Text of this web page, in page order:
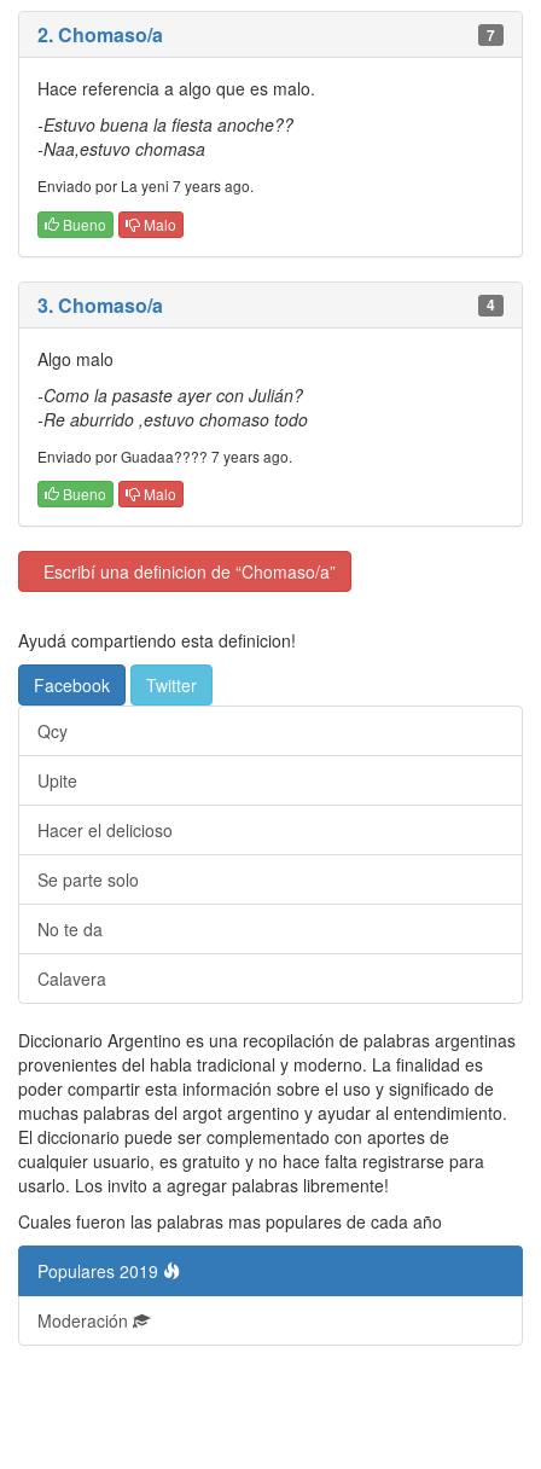
2. Chomaso/a 7
Hace referencia a algo que es malo.
-Estuvo buena la fiesta anoche??
-Naa,estuvo chomasa
Enviado por La yeni 7 years ago.
Bueno
Malo
3. Chomaso/a 4
Algo malo
-Como la pasaste ayer con Julián?
-Re aburrido ,estuvo chomaso todo
Enviado por Guadaa???? 7 years ago.
Bueno
Malo
Escribí una definicion de “Chomaso/a”
Ayudá compartiendo esta definicion!
Facebook
Twitter
Qcy
Upite
Hacer el delicioso
Se parte solo
No te da
Calavera
Diccionario Argentino es una recopilación de palabras argentinas
provenientes del habla tradicional y moderno. La finalidad es
poder compartir esta información sobre el uso y significado de
muchas palabras del argot argentino y ayudar al entendimiento.
El diccionario puede ser complementado con aportes de
cualquier usuario, es gratuito y no hace falta registrarse para
usarlo. Los invito a agregar palabras libremente!
Cuales fueron las palabras mas populares de cada año
Populares 2019
Moderación